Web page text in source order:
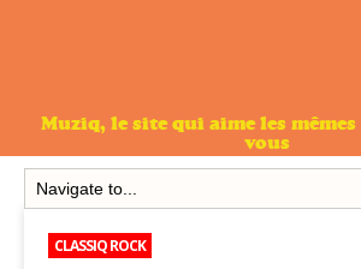
Muziq, le site qui aime les
vous
CLASSIQ ROCK